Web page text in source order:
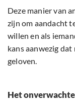
Deze manier van
zijn om aandacht
willen en als
kans aanwezig dat
geloven.
Het